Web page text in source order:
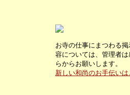
お寺の仕事にまつわる
容については、管理者
らからお願いします。
新しい和尚のお手伝いは